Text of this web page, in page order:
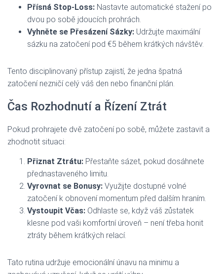
Přísná Stop-Loss: Nastavte automatické stažení po
dvou po sobě jdoucích prohrách.
Vyhněte se Přesázení Sázky: Udržujte maximální
sázku na zatočení pod €5 během krátkých návštěv.
Tento disciplinovaný přístup zajistí, že jedna špatná
zatočení nezničí celý váš den nebo finanční plán.
Čas Rozhodnutí a Řízení Ztrát
Pokud prohrajete dvě zatočení po sobě, můžete zastavit a
zhodnotit situaci:
Přiznat Ztrátu: Přestaňte sázet, pokud dosáhnete
přednastaveného limitu.
Vyrovnat se Bonusy: Využijte dostupné volné
zatočení k obnovení momentum před dalším hraním.
Vystoupit Včas: Odhlaste se, když váš zůstatek
klesne pod vaši komfortní úroveň – není třeba honit
ztráty během krátkých relací.
Tato rutina udržuje emocionální únavu na minimu a